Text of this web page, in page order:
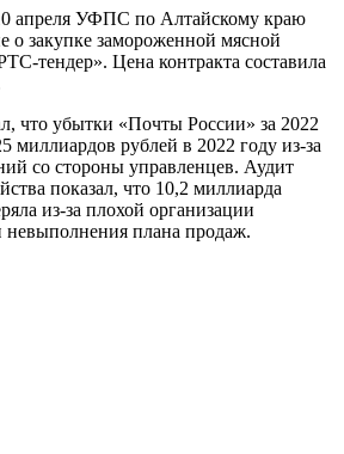
апреля УФПС по Алтайскому краю
о закупке замороженной мясной
тендер». Цена контракта составила
что убытки «Почты России» за 2022
миллиардов рублей в 2022 году из-за
со стороны управленцев. Аудит
показал, что 10,2 миллиарда
из-за плохой организации
невыполнения плана продаж.